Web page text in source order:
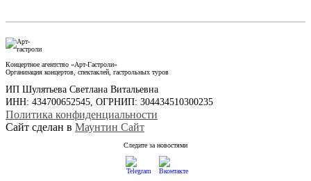
Концертное агентство «Арт-Гастроли»
Организация концертов, спектаклей, гастрольных туров
ИП Шулятьева Светлана Витальевна
ИНН: 434700652545, ОГРНИП: 304434510300235
Политика конфиденциальности
Сайт сделан в Маунтин Сайт
Следите за новостями